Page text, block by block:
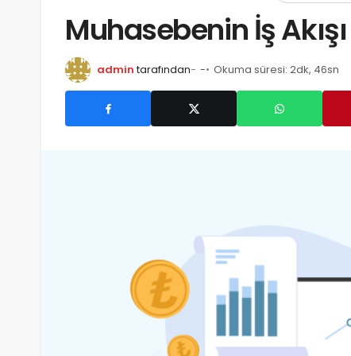
Muhasebenin İş
admin tarafından - Okuma süresi: 2dk, 46sn